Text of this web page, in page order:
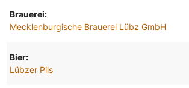
Brauerei:
Mecklenburgische Brauerei Lübz GmbH
Bier:
Lübzer Pils